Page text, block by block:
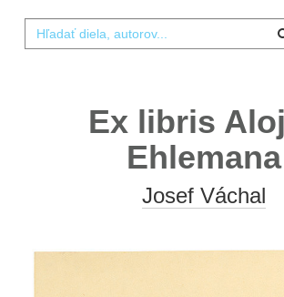
Ex libris
Ehlemana
Josef Váchal